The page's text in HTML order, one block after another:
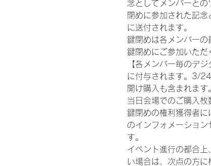
念としてメンバーと
閉めに参加された記
に送付されます。
鍵閉めは各メンバーの
鍵閉めにご参加いただ
【各メンバー毎のデ
に付与されます。3/
開け購入も含まれます
当日会場でのご購入枚
鍵閉めの権利獲得者
のインフォメーショ
す。
イベント進行の都合
い場合は、次点の方に